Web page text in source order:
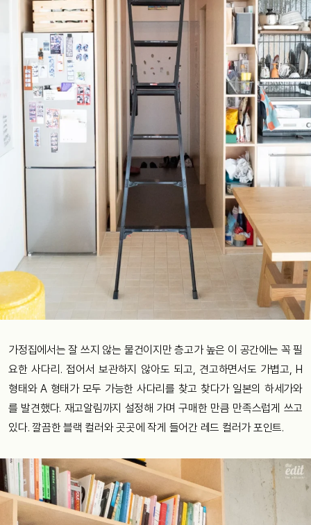
가정집에서는 잘 쓰지 않는 물건이지만 층고가 높은 이 공간에는 꼭 필
요한 사다리. 접어서 보관하지 않아도 되고, 견고하면서도 가볍고, H
형태와 A 형태가 모두 가능한 사다리를 찾고 찾다가 일본의 하세가와
를 발견했다. 재고알림까지 설정해 가며 구매한 만큼 만족스럽게 쓰고
있다. 깔끔한 블랙 컬러와 곳곳에 작게 들어간 레드 컬러가 포인트.